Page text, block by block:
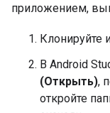
приложением,
Клонируйте
В Android
(Открыть),
откройте